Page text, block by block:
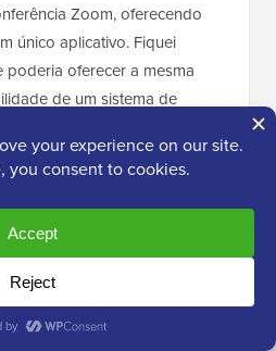
Zoom, oferecendo
único aplicativo. Fiquei
oferecer a mesma
de um sistema de
é que ele é
para necessidades básicas.
VoIP baseado em nuvem
recursos essenciais de
E a melhor parte?